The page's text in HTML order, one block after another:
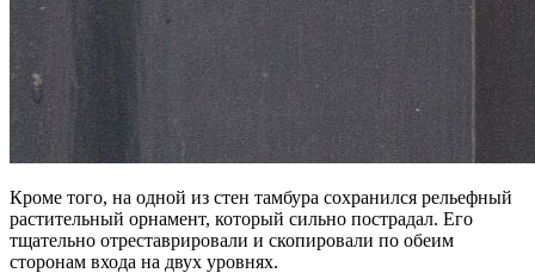
Кроме того, на одной из стен тамбура сохранился рельефный
растительный орнамент, который сильно пострадал. Его
тщательно отреставрировали и скопировали по обеим
сторонам входа на двух уровнях.